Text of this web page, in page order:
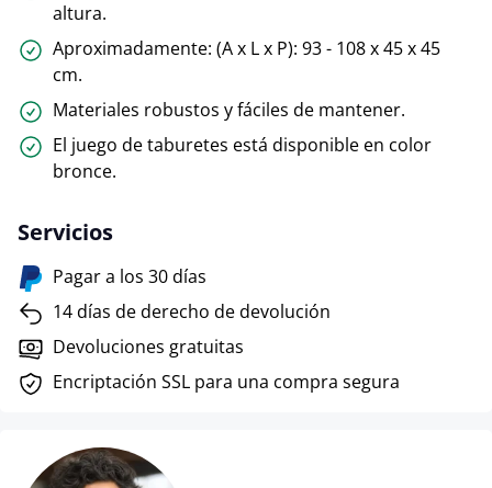
altura.
Aproximadamente: (A x L x P): 93 - 108 x 45 x 45
cm.
Materiales robustos y fáciles de mantener.
El juego de taburetes está disponible en color
bronce.
Servicios
Pagar a los 30 días
14 días de derecho de devolución
Devoluciones gratuitas
Encriptación SSL para una compra segura